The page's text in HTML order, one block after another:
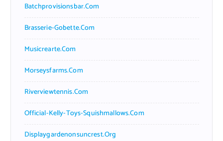
Batchprovisionsbar.com
Brasserie-Gobette.com
Musicrearte.com
Morseysfarms.com
Riverviewtennis.com
Official-Kelly-Toys-Squishmallows.com
Displaygardenonsuncrest.org